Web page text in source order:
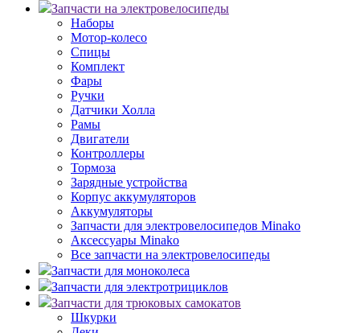
Запчасти на электровелосипеды
Наборы
Мотор-колесо
Спицы
Комплект
Фары
Ручки
Датчики Холла
Рамы
Двигатели
Контроллеры
Тормоза
Зарядные устройства
Корпус аккумуляторов
Аккумуляторы
Запчасти для электровелосипедов Minako
Аксессуары Minako
Все запчасти на электровелосипеды
Запчасти для моноколеса
Запчасти для электротрициклов
Запчасти для трюковых самокатов
Шкурки